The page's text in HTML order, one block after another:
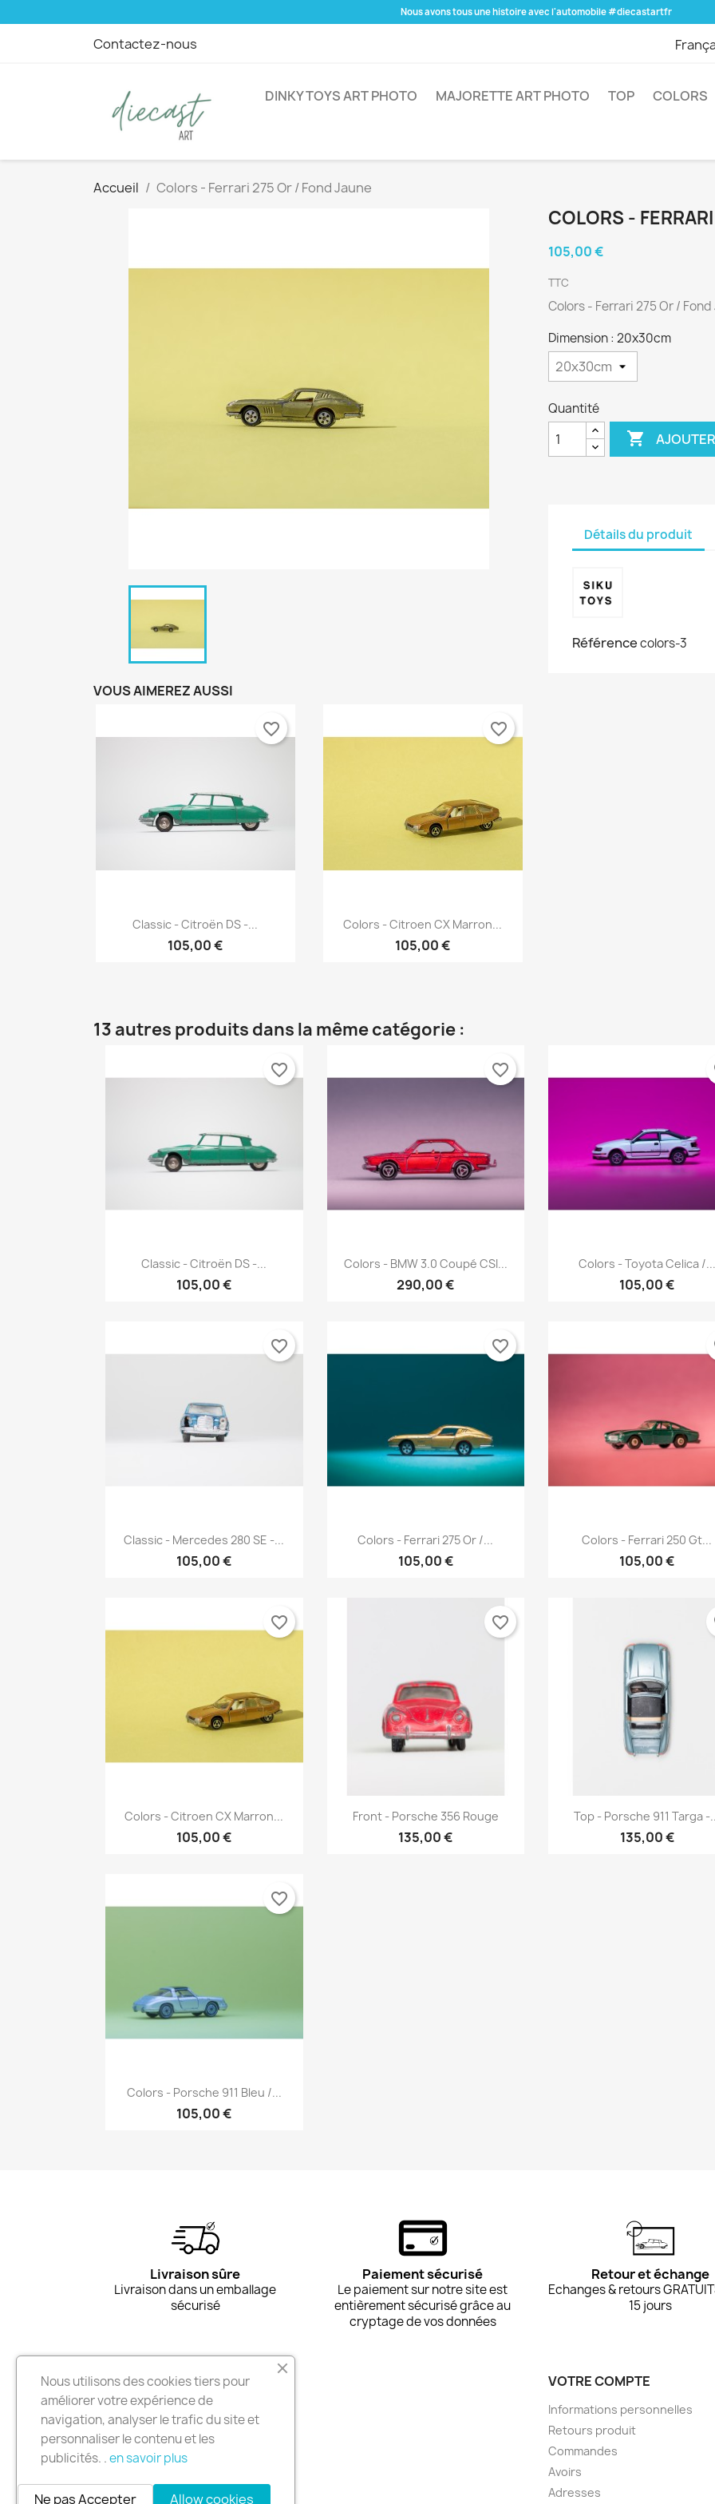
Nous avons tous une histoire avec l'automobile #diecastartfr
Contactez-nous
DINKY TOYS ART PHOTO MAJORETTE ART PHOTO TOP COLORS
Accueil Colors - Ferrari 275 Or / Fond Jaune
COLORS -
105,00 €
TTC
Colors - Ferrari 275 Or / Fond
Dimension : 20x30cm
Quantité

Détails du produit
Référencecolors-3
VOUS AIMEREZ AUSSI
Aperçu rapide
Classic - Citroën DS -...
105,00 €
favorite_border
Aperçu rapide
Colors - Citroen CX Marron...
105,00 €
favorite_border
13 autres produits dans la même catégorie :
Aperçu rapide
Classic - Citroën DS -...
105,00 €
favorite_border
Aperçu rapide
Colors - BMW 3.0 Coupé CSI...
290,00 €
favorite_border
Aperçu rapide
Colors - Toyota Celica /...
105,00 €
 Aperçu rapide
Classic - Mercedes 280 SE -...
105,00 €
favorite_border
Aperçu rapide
Colors - Ferrari 275 Or /...
105,00 €
favorite_border
Aperçu rapide
Colors - Ferrari 250 Gt...
105,00 €
Aperçu rapide
Colors - Citroen CX Marron...
105,00 €
favorite_border
Aperçu rapide
Front - Porsche 356 Rouge
135,00 €
favorite_border
Aperçu rapide
Top - Porsche 911 Targa -
135,00 €
 Aperçu rapide
Colors - Porsche 911 Bleu /...
105,00 €
favorite_border
Livraison sûre
Livraison dans un emballage
sécurisé
Paiement sécurisé
Le paiement sur notre site est
entièrement sécurisé grâce au
cryptage de vos données
Retour et échange
Echanges & retours
15 jours
NOTRE SOCIÉTÉ
Livraison et Retours
Mentions légales
Paiement sécurisé
Conditions générales d’utilisation
VOTRE COMPTE
Informations personnelles
Retours produit
Commandes
Avoirs
Adresses
Nous utilisons des cookies tiers pour
améliorer votre expérience de
navigation, analyser le trafic du site et
personnaliser le contenu et les
publicités. .en savoir plus
Allow cookies
Ne pas Accepter